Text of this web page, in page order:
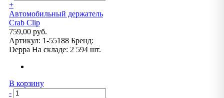
+
Автомобильный держатель
Crab Clip
759,00 руб.
Артикул: 1-55188 Бренд:
Deppa На складе: 2 594 шт.
В корзину
-